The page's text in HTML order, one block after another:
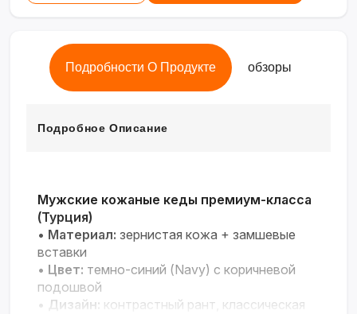
Подробности О Продукте обзоры
Подробное Описание
Мужские кожаные кеды премиум-класса
(Турция)
• Материал: зернистая кожа + замшевые
вставки
• Цвет: темно-синий (Navy) с коричневой
подошвой
• Дизайн: контрастный рант, классическая